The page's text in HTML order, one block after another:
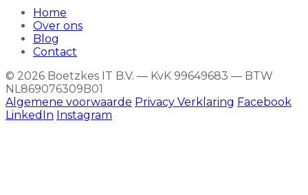
Home
Over ons
Blog
Contact
© 2026 Boetzkes IT B.V. — KvK 99649683 — BTW
NL869076309B01
Algemene voorwaarde Privacy Verklaring Facebook
LinkedIn Instagram